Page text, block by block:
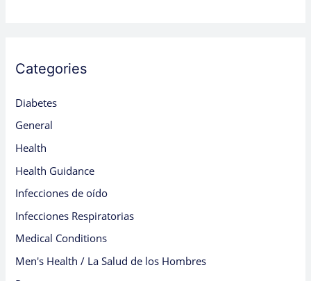
Categories
Diabetes
General
Health
Health Guidance
Infecciones de oído
Infecciones Respiratorias
Medical Conditions
Men's Health / La Salud de los Hombres